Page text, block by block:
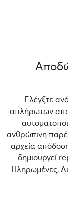
Ελέγξτε
απλήρωτων
ανθρώπινη
αρχεία
δημιουργεί
Πληρωμένες,